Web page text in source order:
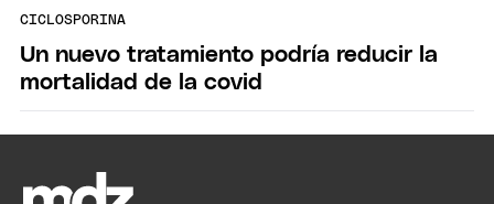
CICLOSPORINA
Un nuevo tratamiento podría reducir la
mortalidad de la covid